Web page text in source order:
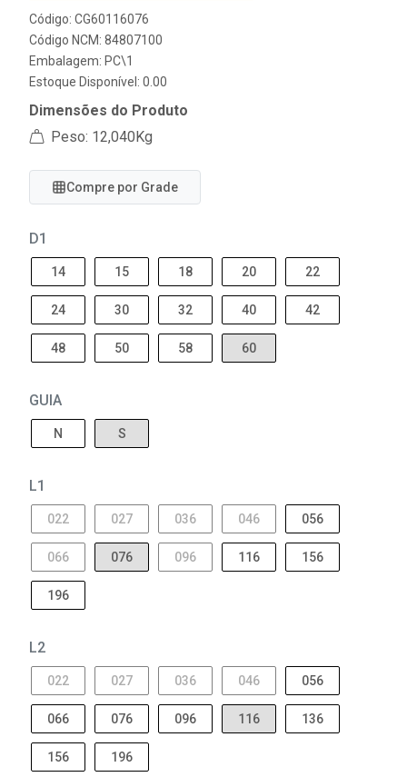
Código: CG60116076
Código NCM: 84807100
Embalagem: PC\1
Estoque Disponível: 0.00
Dimensões do Produto
Peso: 12,040Kg
Compre por Grade
D1
14 15 18 20 22
24 30 32 40 42
48 50 58 60
GUIA
N S
L1
022 027 036 046 056
066 076 096 116 156
196
L2
022 027 036 046 056
066 076 096 116 136
156 196